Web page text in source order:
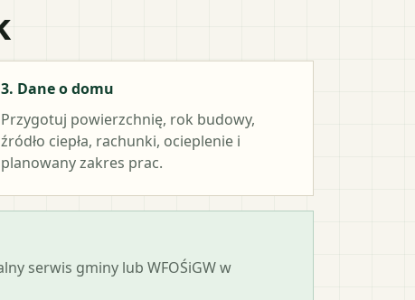
3. Dane o domu
Przygotuj powierzchnię, rok budowy,
źródło ciepła, rachunki, ocieplenie i
planowany zakres prac.
serwis gminy lub WFOŚiGW w